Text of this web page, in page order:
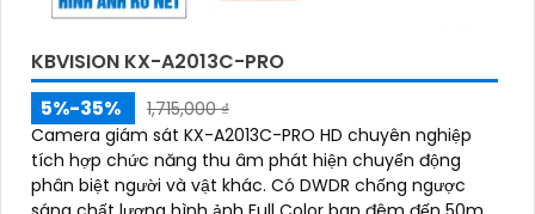
KBVISION KX-A2013C-PRO
5%-35%
1,715,000 ₫
Camera giám sát KX-A2013C-PRO HD chuyên nghiệp
tích hợp chức năng thu âm phát hiện chuyển động
phân biệt người và vật khác. Có DWDR chống ngược